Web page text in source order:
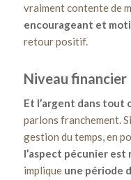
vraiment contente de
encourageant et
retour positif.
Niveau financier
Et l’argent dans tout
parlons franchement.
gestion du temps, en
l’aspect pécunier est
implique une période